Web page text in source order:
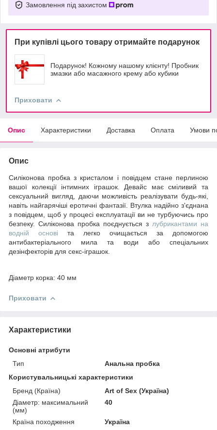
Замовлення під захистом
При купівлі цього товару отримайте подарунок
Подарунок! Кожному нашому клієнту! Пробник
змазки або масажного крему або кубики
Приховати
Опис Характеристики Доставка Оплата Умови
Опис
Силіконова пробка з кристалом і повідцем стане перлиною
вашої колекції інтимних іграшок. Девайс має сміливий та
сексуальний вигляд, даючи можливість реалізувати будь-які,
навіть найгарячіші еротичні фантазії. Втулка надійно з'єднана
з повідцем, щоб у процесі експлуатації ви не турбуючись про
безпеку. Силіконова пробка поєднується з лубрикантами на
водній основі та легко очищається за допомогою
антибактеріального мила та води або спеціальних
дезінфекторів для секс-іграшок.
Діаметр корка: 40 мм
Приховати
Характеристики
Основні атрибути
Тип
Анальна пробка
Користувальницькі характеристики
Бренд (Країна)
Art of Sex (Україна)
Діаметр: максимальний
(мм)
40
Країна походження
Україна